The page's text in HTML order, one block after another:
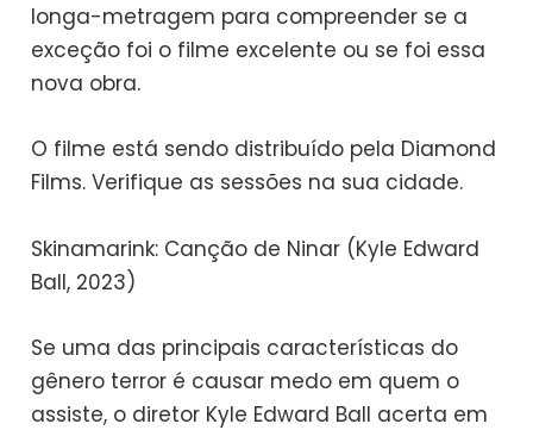
longa-metragem para compreender se a
exceção foi o filme excelente ou se foi essa
nova obra.
O filme está sendo distribuído pela Diamond
Films. Verifique as sessões na sua cidade.
Skinamarink: Canção de Ninar (Kyle Edward
Ball, 2023)
Se uma das principais características do
gênero terror é causar medo em quem o
assiste, o diretor Kyle Edward Ball acerta em